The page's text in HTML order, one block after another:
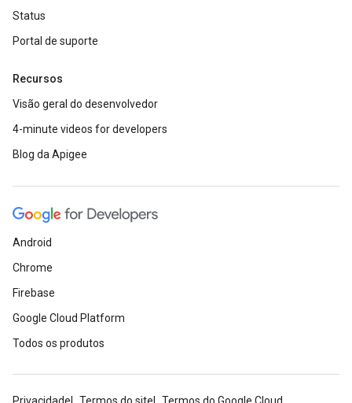
Status
Portal de suporte
Recursos
Visão geral do desenvolvedor
4-minute videos for developers
Blog da Apigee
Android
Chrome
Firebase
Google Cloud Platform
Todos os produtos